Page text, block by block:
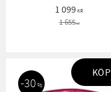
1 099KR
1 655KR
30 %
KÖP